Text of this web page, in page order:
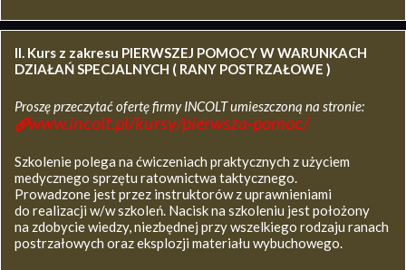
II. Kurs z zakresu PIERWSZEJ POMOCY W WARUNKACH
DZIAŁAŃ SPECJALNYCH ( RANY POSTRZAŁOWE )
Proszę przeczytać ofertę firmy INCOLT umieszczoną na stronie:
www.incolt.pl/kursy/pierwsza-pomoc/
Szkolenie polega na ćwiczeniach praktycznych z użyciem
medycznego sprzętu ratownictwa taktycznego.
Prowadzone jest przez instruktorów z uprawnieniami
do realizacji w/w szkoleń. Nacisk na szkoleniu jest położony
na zdobycie wiedzy, niezbędnej przy wszelkiego rodzaju ranach
postrzałowych oraz eksplozji materiału wybuchowego.